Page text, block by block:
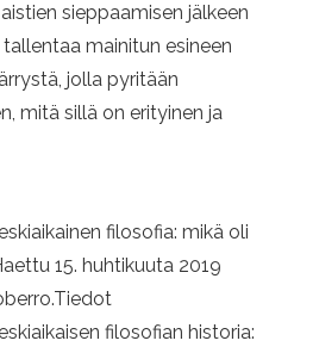
sieppaamisen jälkeen
mainitun esineen
jolla pyritään
mitä sillä on erityinen ja
filosofia: mikä oli
15. huhtikuuta 2019
filosofian historia: